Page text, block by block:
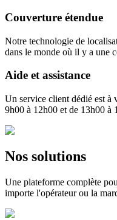
Couverture étendue
Notre technologie de
dans le monde où il y a une
Aide et assistance
Un service client dédié est à
9h00 à 12h00 et de 13h00 à
Nos solutions
Une plateforme complète
importe l'opérateur ou la